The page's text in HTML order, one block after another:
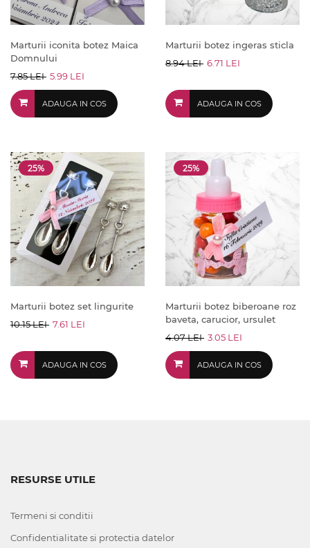
Marturii iconita botez Maica
Domnului
7.85 LEI 5.99 LEI
ADAUGA IN COS
Marturii botez ingeras sticla
8.94 LEI 6.71 LEI
ADAUGA IN COS
25%
Marturii botez set lingurite
10.15 LEI 7.61 LEI
ADAUGA IN COS
25%
Marturii botez biberoane roz
baveta, carucior, ursulet
4.07 LEI 3.05 LEI
ADAUGA IN COS
RESURSE UTILE
Termeni si conditii
Confidentialitate si protectia datelor